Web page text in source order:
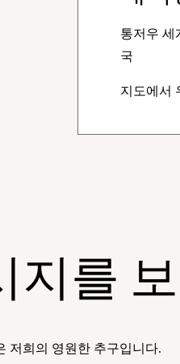
통저우 세
국
지도에서
지를
저희의 영원한 추구입니다.